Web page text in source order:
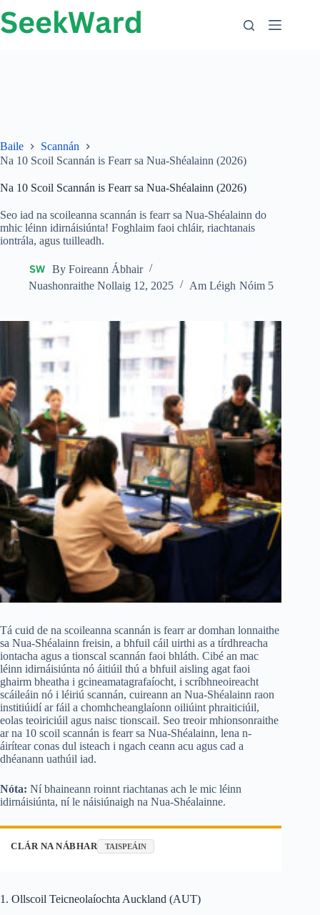
chuig
ábhar
Baile
Scannán
Na 10 Scoil Scannán is Fearr sa Nua-Shéalainn (2026)
Na 10 Scoil Scannán is Fearr sa Nua-Shéalainn (2026)
Seo iad na scoileanna scannán is fearr sa Nua-Shéalainn do
mhic léinn idirnáisiúnta! Foghlaim faoi chláir, riachtanais
iontrála, agus tuilleadh.
By Foireann Ábhair
Nuashonraithe Nollaig 12, 2025 Am Léigh Nóim 5
Tá cuid de na scoileanna scannán is fearr ar domhan lonnaithe
sa Nua-Shéalainn freisin, a bhfuil cáil uirthi as a tírdhreacha
iontacha agus a tionscal scannán faoi bhláth. Cibé an mac
léinn idirnáisiúnta nó áitiúil thú a bhfuil aisling agat faoi
ghairm bheatha i gcineamatagrafaíocht, i scríbhneoireacht
scáileáin nó i léiriú scannán, cuireann an Nua-Shéalainn raon
institiúidí ar fáil a chomhcheanglaíonn oiliúint phraiticiúil,
eolas teoiriciúil agus naisc tionscail. Seo treoir mhionsonraithe
ar na 10 scoil scannán is fearr sa Nua-Shéalainn, lena n-
áirítear conas dul isteach i ngach ceann acu agus cad a
dhéanann uathúil iad.
Nóta: Ní bhaineann roinnt riachtanas ach le mic léinn
idirnáisiúnta, ní le náisiúnaigh na Nua-Shéalainne.
CLÁR NA NÁBHAR TAISPEÁIN
1. Ollscoil Teicneolaíochta Auckland (AUT)